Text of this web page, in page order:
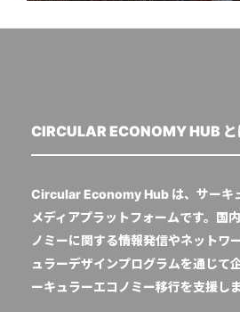
CIRCULAR ECONOMY HUB と
Circular Economy Hub は、サーキ
メディアプラットフォームです。国
ノミーに関する情報発信やネットワ
ュラーデザインプログラムを通じて
ーキュラーエコノミー移行を支援しま